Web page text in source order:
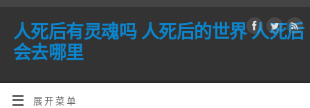
人死后有灵魂吗 人死后的世界 人死后
会去哪里
展开菜单